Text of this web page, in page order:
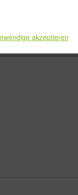
akzeptieren